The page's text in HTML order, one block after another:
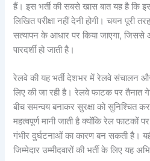
हैं। इस भर्ती की सबसे खास बात यह है कि
लिखित परीक्षा नहीं देनी होगी। चयन पूरी
सत्यापन के आधार पर किया जाएगा,
पारदर्शी हो जाती है।
रेलवे की यह भर्ती देशभर में रेलवे संचालन
लिए की जा रही है। रेलवे फाटक पर
बीच समन्वय बनाकर सुरक्षा को सुनिश्चित
महत्वपूर्ण मानी जाती है क्योंकि रेल फाटकों
गंभीर दुर्घटनाओं का कारण बन सकती है।
जिम्मेदार उम्मीदवारों की भर्ती के लिए यह